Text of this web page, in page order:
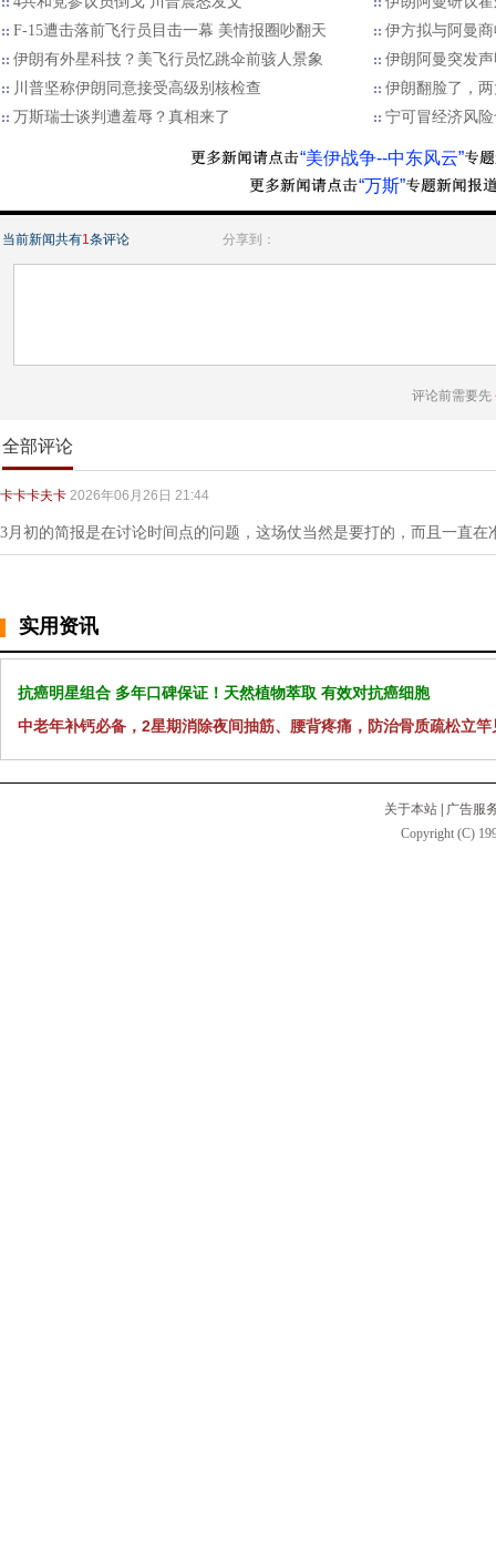
F-15遭击落前飞行员目击一幕 美情报圈吵翻天
伊方拟与阿曼
伊朗有外星科技？美飞行员忆跳伞前骇人景象
伊朗阿曼突发
川普坚称伊朗同意接受高级别核检查
伊朗翻脸了，
万斯瑞士谈判遭羞辱？真相来了
宁可冒经济风
“美伊战争--中东风云”
“万斯”
当前新闻共有1条评论 分享到：
评论前需要先
全部评论
卡卡卡夫卡 2026年06月26日 21:44
3月初的简报是在讨论时间点的问题，这场仗当然是要打的，而且一直在
实用资讯
抗癌明星组合 多年口碑保证！天然植物萃取 有效对抗癌细胞
中老年补钙必备，2星期消除夜间抽筋、腰背疼痛，防治骨质疏松立竿
关于本站
广告服
Copyright (C)